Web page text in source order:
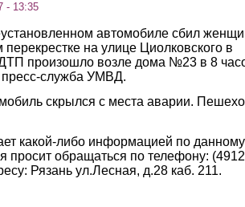
- 13:35
автомобиле сбил
на улице Циолковского в
ДТП произошло возле дома №23 в 8
пресс-служба УМВД.
скрылся с места аварии.
какой-либо информацией по данному
просит обращаться по телефону:
Рязань ул.Лесная, д.28 каб. 211.